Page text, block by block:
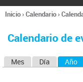
l
Se
usted
Inicio›Calendario›
Calendario de
Mes Día Año